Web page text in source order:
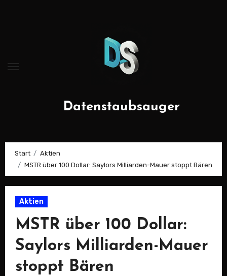
Datenstaubsauger
Start
Aktien
MSTR über 100 Dollar: Saylors Milliarden-Mauer stoppt Bären
Aktien
MSTR über 100 Dollar:
Saylors Milliarden-Mauer
stoppt Bären